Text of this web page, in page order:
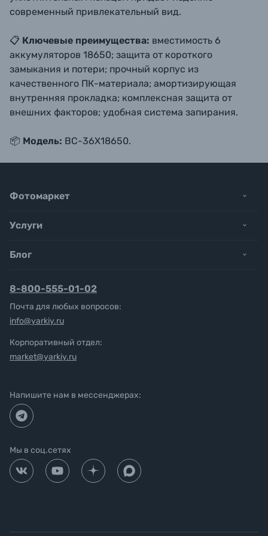
современный привлекательный вид.
📋 Ключевые преимущества: вместимость 6
аккумуляторов 18650; защита от короткого
замыкания и потери; прочный корпус из
качественного ПК-материала; амортизирующая
внутренняя прокладка; комплексная защита от
внешних факторов; удобная система запирания.
📦 Модель: BC-36X18650.
Фотомаркет
Услуги
Блог
8-800-555-01-02
Почта для любых вопросов:
info@yarkiy.ru
Корпоративный отдел:
market@yarkiy.ru
Напишите нам в мессенджерах:
Мы в соц.сетях